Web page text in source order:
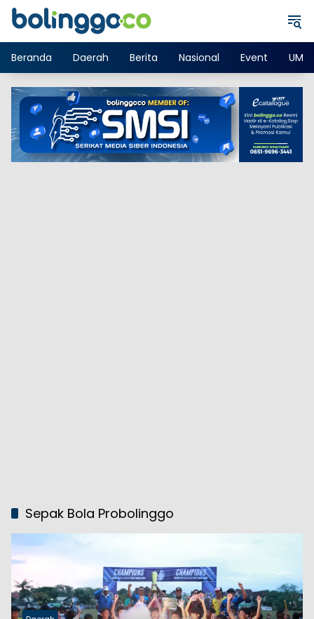
Langsung
Beranda
Daerah Berita Nasional Event
Sepak Bola Probolinggo